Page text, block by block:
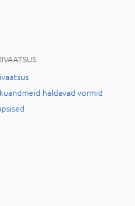
haldavad vormid